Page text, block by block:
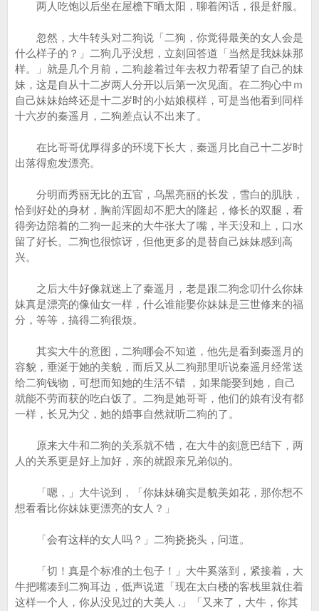
两人吃饱以后坐在屋檐下晒太阳，聊着闲话，很是舒服。
忽然，大牛转头对二狗说「二狗，你觉得最美的女人会是
什么样子的？」二狗几乎没想，立刻回答道「当然是我妹妹那
样。」就是几个月前，二狗趁着过年去权力帮看望了自己的妹
妹，这是自从十二岁两人分开以后第一次见面。在二狗心中ｍ
自己妹妹始终还是十二岁时的小姑娘模样，可是当他看到同样
十六岁的秦遥月，二狗差点认不出来了。
在比哥哥优厚得多的环境下长大，秦遥月比自己十二岁时
出落得愈发漂亮。
分明而秀丽无比的五官，乌黑亮丽的长发，雪白的肌肤，
恰到好处的身材，胸前浑圆却不肥大的隆起，修长的双腿，看
得旁边陪着的二狗一起来的大牛张大了嘴，半天没和上，口水
留了好长。二狗也很惊讶，但他更多的是替自己妹妹感到高
兴。
之后大牛好像就迷上了秦遥月，老是跟二狗念叨什么你妹
妹真是漂亮的像仙女一样，什么谁能娶你妹妹是三世修来的福
分，等等，搞得二狗很烦。
其实大牛的意图，二狗哪会不知道，他先是看到秦遥月的
容貌，垂涎于她的美貌，而后又从二狗那里听说秦遥月经常送
给二狗钱物，可想而知她的生活不错 ，如果能娶到她，自己
就能不劳而获的吃白饭了。二狗是她哥哥，他们的娘有没有都
一样，长兄为父，她的婚事自然就听二狗的了。
原来大牛和二狗的关系就不错，在大牛的刻意巴结下，两
人的关系更是好上加好，亲的就跟亲兄弟似的。
「嗯，」大牛说到，「你妹妹确实是貌美如花，那你想不
想看看比你妹妹更漂亮的女人？」
「会有这样的女人吗？」二狗挠挠头，问道。
「切！真是个标准的土包子！」大牛奚落到，紧接着，大
牛把嘴凑到二狗耳边，低声说道「现在太白楼的客栈里就住着
这样一个人，你从没见过的大美人 .」「又来了，大牛，你其